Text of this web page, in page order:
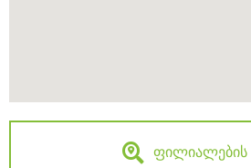
ფილიალების